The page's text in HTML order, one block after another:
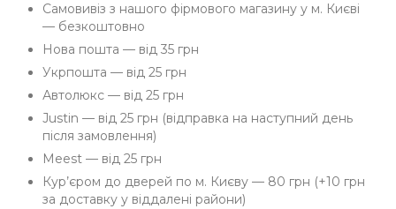
Самовивіз з нашого фірмового магазину у м. Києві
— безкоштовно
Нова пошта — від 35 грн
Укрпошта — від 25 грн
Автолюкс — від 25 грн
Justin — від 25 грн (відправка на наступний день
після замовлення)
Meest — від 25 грн
Кур’єром до дверей по м. Києву — 80 грн (+10 грн
за доставку у віддалені райони)